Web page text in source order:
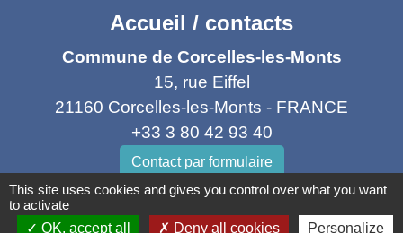
Accueil / contacts
Commune de Corcelles-les-Monts
15, rue Eiffel
21160 Corcelles-les-Monts - FRANCE
+33 3 80 42 93 40
Contact par formulaire
Mél: mairie@corcelles-les-monts.fr
This site uses cookies and gives you control over what you want
to activate
OK, accept all
Deny all cookies Personalize